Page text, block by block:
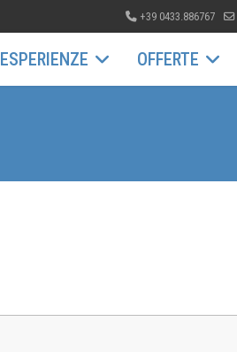
+39 0433.886767
ESPERIENZE OFFERTE